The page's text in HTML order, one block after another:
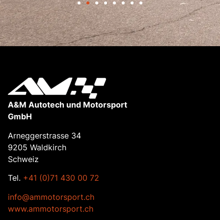
A&M Autotech und Motorsport
GmbH
Arneggerstrasse 34
9205 Waldkirch
Schweiz
Tel. +41 (0)71 430 00 72
info@ammotorsport.ch
www.ammotorsport.ch